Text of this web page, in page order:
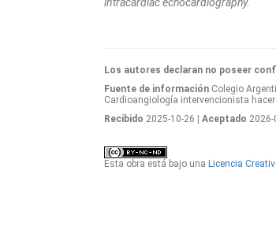
Los autores declaran no poseer
Fuente de información Colegio
Cardioangiología intervencionista hacer
Recibido 2025-10-26 | Aceptado 2026-
Esta obra está bajo una Licencia